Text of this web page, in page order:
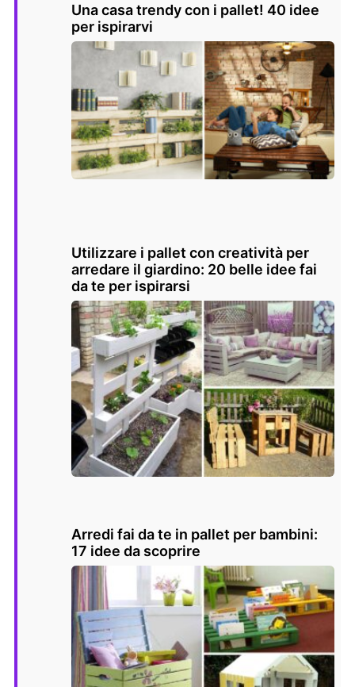
Una casa trendy con i pallet! 40 idee
per ispirarvi
Utilizzare i pallet con creatività per
arredare il giardino: 20 belle idee fai
da te per ispirarsi
Arredi fai da te in pallet per bambini:
17 idee da scoprire